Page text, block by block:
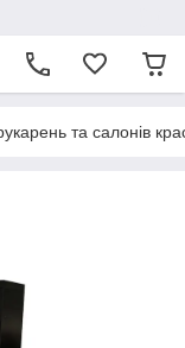
та салонів